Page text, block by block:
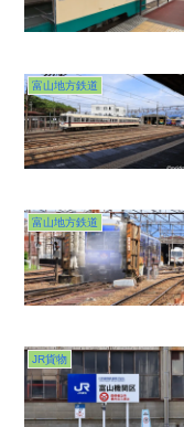
富山地方鉄道
富山地方鉄道
JR貨物